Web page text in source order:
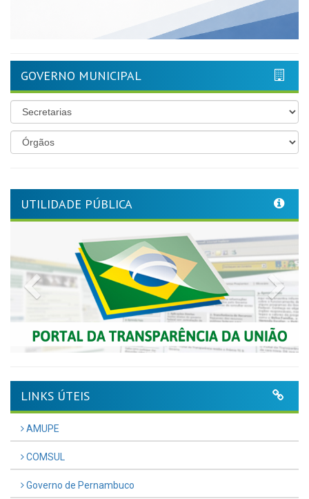
GOVERNO MUNICIPAL
UTILIDADE PÚBLICA
Previous
LINKS ÚTEIS
AMUPE
COMSUL
Governo de Pernambuco